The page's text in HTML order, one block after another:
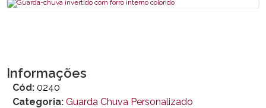
Informações
Cód: 0240
Categoria: Guarda Chuva Personalizado